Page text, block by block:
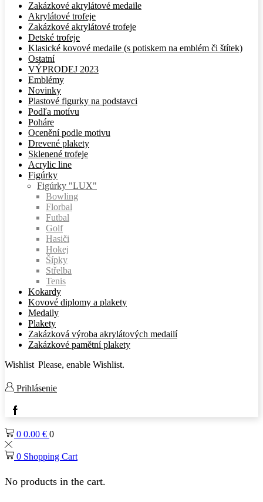
Zakázkové akrylátové medaile
Akrylátové trofeje
Zakázkové akrylátové trofeje
Detské trofeje
Klasické kovové medaile (s potiskem na emblém či štítek)
Ostatní
VÝPRODEJ 2023
Emblémy
Novinky
Plastové figurky na podstavci
Podľa motívu
Poháre
Ocenění podle motivu
Drevené plakety
Sklenené trofeje
Acrylic line
Figúrky
Figúrky "LUX"
Bowling
Florbal
Futbal
Golf
Hasiči
Hokej
Šípky
Střelba
Tenis
Kokardy
Kovové diplomy a plakety
Medaily
Plakety
Zakázková výroba akrylátových medailí
Zakázkové pamětní plakety
Wishlist Please, enable Wishlist.
Prihlásenie
Facebook
0 0.00 € 0
0 Shopping Cart
No products in the cart.